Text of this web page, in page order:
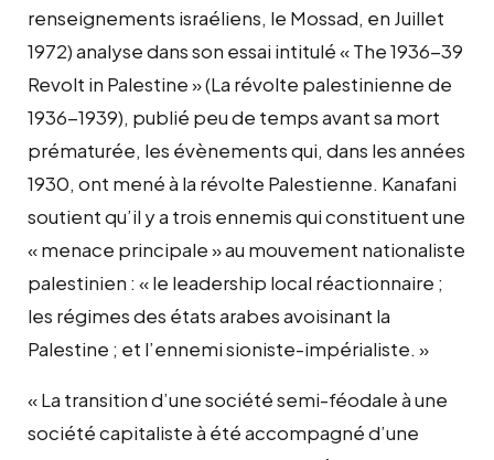
renseignements israéliens, le Mossad, en Juillet
1972) analyse dans son essai intitulé « The 1936-39
Revolt in Palestine » (La révolte palestinienne de
1936-1939), publié peu de temps avant sa mort
prématurée, les évènements qui, dans les années
1930, ont mené à la révolte Palestienne. Kanafani
soutient qu’il y a trois ennemis qui constituent une
« menace principale » au mouvement nationaliste
palestinien : « le leadership local réactionnaire ;
les régimes des états arabes avoisinant la
Palestine ; et l’ennemi sioniste-impérialiste. »
« La transition d’une société semi-féodale à une
société capitaliste à été accompagné d’une